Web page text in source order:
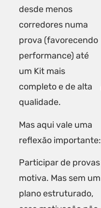
desde menos
corredores numa
prova (favorecendo
performance) até
um Kit mais
completo e de alta
qualidade.
Mas aqui vale uma
reflexão importante:
Participar de provas
motiva. Mas sem um
plano estruturado,